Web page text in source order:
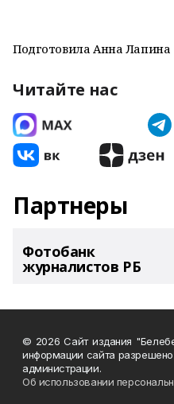
Подготовила Анна Лапина
Читайте нас
Партнеры
Фотобанк
журналистов РБ
© 2026 Сайт издания
информации сайта
администрации.
Об использовании